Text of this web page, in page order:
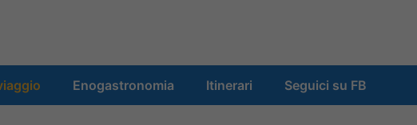
Enogastronomia Itinerari Seguici su FB